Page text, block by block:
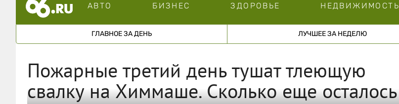
АВТО БИЗНЕС ЗДОРОВЬЕ НЕДВИЖИМОСТЬ
ГЛАВНОЕ ЗА ДЕНЬ ЛУЧШЕЕ ЗА НЕДЕЛЮ
Пожарные третий день тушат тлеющую
свалку на Химмаше. Сколько еще осталось